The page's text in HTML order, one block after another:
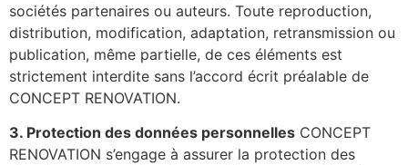
sociétés partenaires ou auteurs. Toute reproduction,
distribution, modification, adaptation, retransmission ou
publication, même partielle, de ces éléments est
strictement interdite sans l’accord écrit préalable de
CONCEPT RENOVATION.
3. Protection des données personnelles CONCEPT
RENOVATION s’engage à assurer la protection des